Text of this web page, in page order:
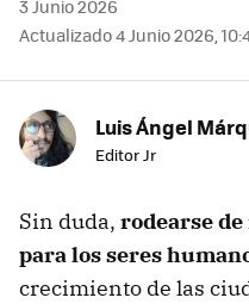
3 Junio 2026
Actualizado 4 Junio 2026,
Luis Ángel
Editor Jr
Sin duda, rodearse
para los seres
crecimiento de las